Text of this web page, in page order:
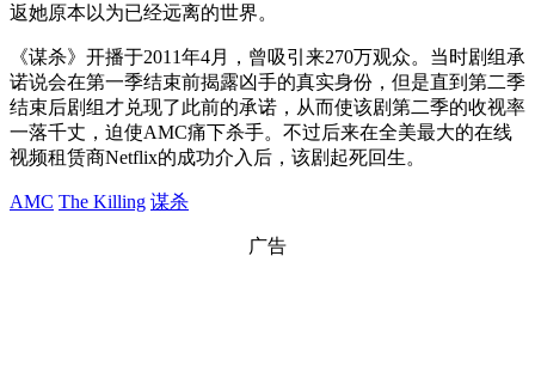
返她原本以为已经远离的世界。
《谋杀》开播于2011年4月，曾吸引来270万观众。当时剧组承
诺说会在第一季结束前揭露凶手的真实身份，但是直到第二季
结束后剧组才兑现了此前的承诺，从而使该剧第二季的收视率
一落千丈，迫使AMC痛下杀手。不过后来在全美最大的在线
视频租赁商Netflix的成功介入后，该剧起死回生。
AMC The Killing 谋杀
广告